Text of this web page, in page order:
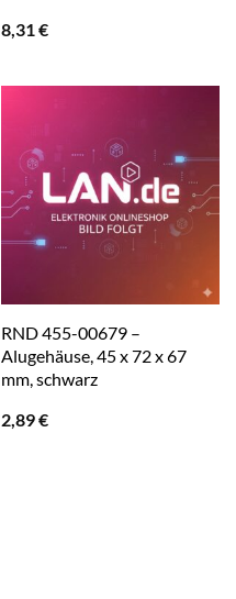
8,31€
RND 455-00679 –
Alugehäuse, 45 x 72 x 67
mm, schwarz
2,89€